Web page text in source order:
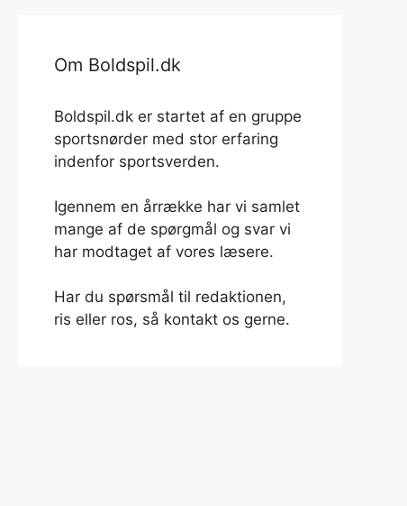
Om Boldspil.dk
Boldspil.dk er startet af en gruppe
sportsnørder med stor erfaring
indenfor sportsverden.
Igennem en årrække har vi samlet
mange af de spørgmål og svar vi
har modtaget af vores læsere.
Har du spørsmål til redaktionen,
ris eller ros, så kontakt os gerne.